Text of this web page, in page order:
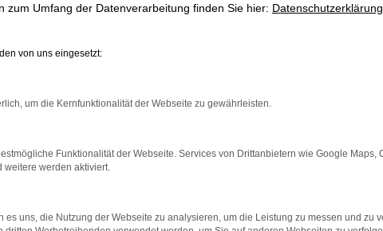
bestimmter Seiten verhindern. Funktioniert die Seite in
beheben.
zum Umfang der Datenverarbeitung finden Sie hier: Datenschutzerklärung
von uns eingesetzt:
um die Kernfunktionalität der Webseite zu gewährleisten.
Funktionalität der Webseite. Services von Drittanbietern wie Google Maps,
weitere werden aktiviert.
es uns, die Nutzung der Webseite zu analysieren, um die Leistung zu messen und zu